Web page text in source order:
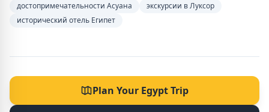
достопримечательности Асуана
экскурсии в Луксор
исторический отель Египет
Plan Your Egypt Trip